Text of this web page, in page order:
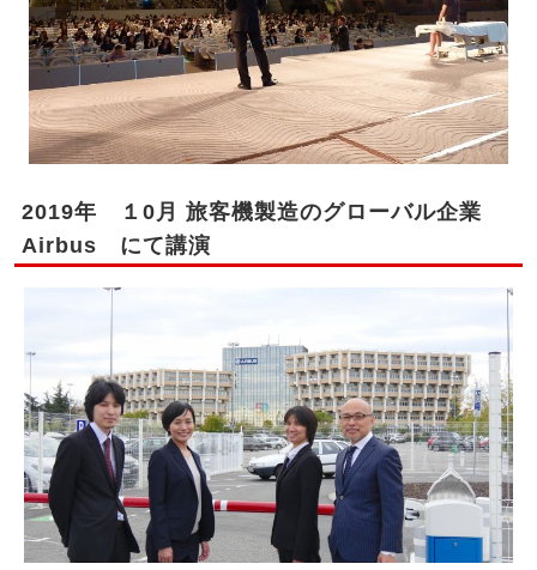
2019年 １0月 旅客機製造のグローバル企業
Airbus にて講演